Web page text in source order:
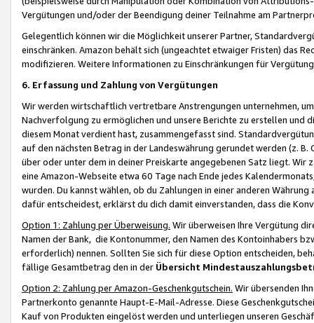
Vergütungen und/oder der Beendigung deiner Teilnahme am
Gelegentlich können wir die Möglichkeit unserer Partner,
einschränken. Amazon behält sich (ungeachtet etwaiger Fristen) das
modifizieren. Weitere Informationen zu Einschränkungen für
6. Erfassung und Zahlung von Vergütungen
Wir werden wirtschaftlich vertretbare Anstrengungen unternehmen,
Nachverfolgung zu ermöglichen und unsere Berichte zu erstellen und
diesem Monat verdient hast, zusammengefasst sind.
auf den nächsten Betrag in der Landeswährung gerundet werden (z.
über oder unter dem in deiner Preiskarte angegebenen Satz liegt.
eine Amazon-Webseite etwa 60 Tage nach Ende jedes
wurden. Du kannst wählen, ob du Zahlungen in einer anderen
dafür entscheidest, erklärst du dich damit einverstanden, dass die
Option 1: Zahlung per Überweisung. Wir überweisen Ihre Vergütung
Namen der Bank, die Kontonummer, den Namen des Kontoinhabers
erforderlich) nennen. Sollten Sie sich für diese Option entscheiden,
fällige Gesamtbetrag den in der Übersicht
Option 2: Zahlung per Amazon-Geschenkgutschein. Wir übersenden
Partnerkonto genannte Haupt-E-Mail-Adresse. Diese
Kauf von Produkten eingelöst werden und unterliegen unseren